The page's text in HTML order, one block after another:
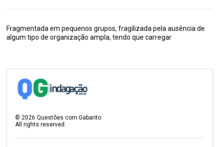
Fragmentada em pequenos grupos, fragilizada pela ausência de
algum tipo de organização ampla, tendo que carregar
© 2026 Questões com Gabarito
All rights reserved.